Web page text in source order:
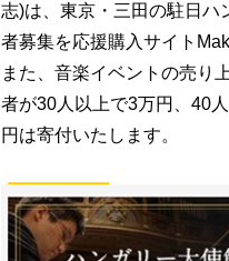
志)は、東京・三田の駐日ハ
者募集を応援購入サイト
また、音楽イベントの売り
者が30人以上で3万円、40
円は寄付いたします。